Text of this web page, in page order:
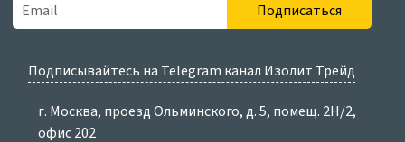
Подписаться
Подписывайтесь на Telegram канал Изолит Трейд
г. Москва, проезд Ольминского, д. 5, помещ. 2Н/2,
офис 202